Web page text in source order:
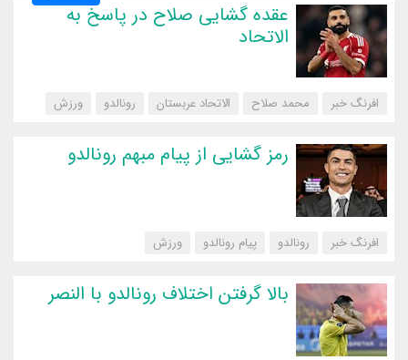
عقده گشایی صلاح در پاسخ به
الاتحاد
افرنگ خبر محمد صلاح الاتحاد عربستان رونالدو ‌ورزش
رمز گشایی از پیام مبهم رونالدو
افرنگ خبر رونالدو پیام رونالدو ‌ورزش
بالا گرفتن اختلاف رونالدو با النصر